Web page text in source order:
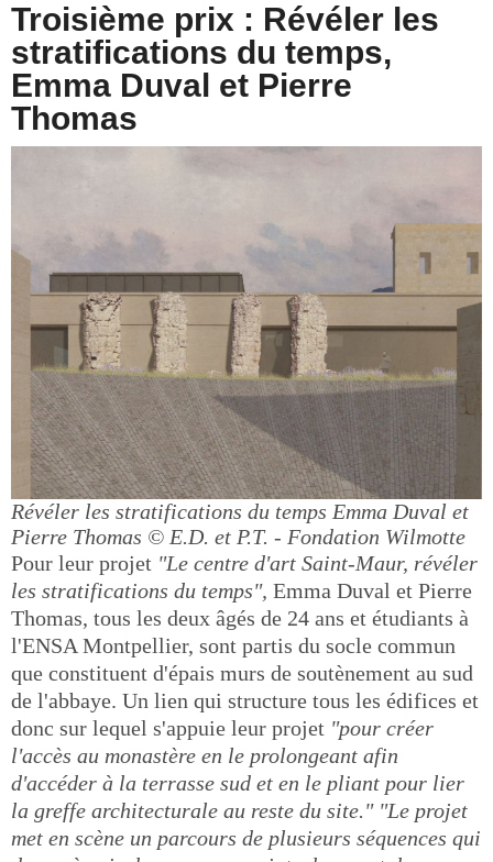
Troisième prix : Révéler les
stratifications du temps,
Emma Duval et Pierre
Thomas
Révéler les stratifications du temps Emma Duval et
Pierre Thomas © E.D. et P.T. - Fondation Wilmotte
Pour leur projet "Le centre d'art Saint-Maur, révéler
les stratifications du temps", Emma Duval et Pierre
Thomas, tous les deux âgés de 24 ans et étudiants à
l'ENSA Montpellier, sont partis du socle commun
que constituent d'épais murs de soutènement au sud
de l'abbaye. Un lien qui structure tous les édifices et
donc sur lequel s'appuie leur projet "pour créer
l'accès au monastère en le prolongeant afin
d'accéder à la terrasse sud et en le pliant pour lier
la greffe architecturale au reste du site." "Le projet
met en scène un parcours de plusieurs séquences qui